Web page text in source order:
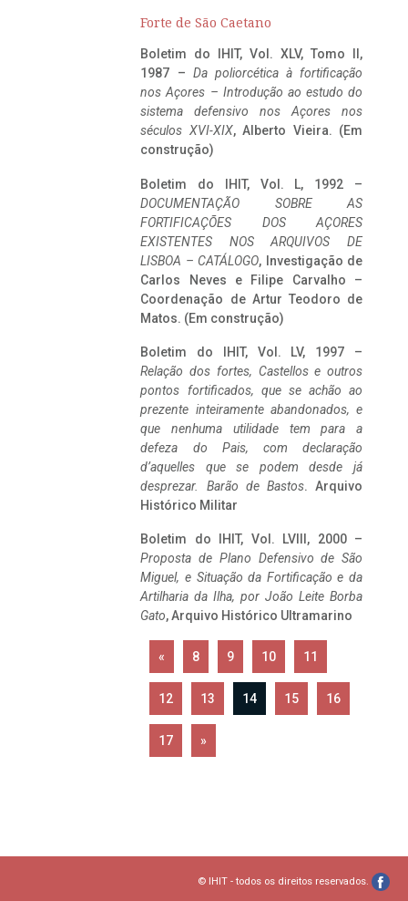
Forte de São Caetano
Boletim do IHIT, Vol. XLV, Tomo II,
1987 – Da poliorcética à fortificação
nos Açores – Introdução ao estudo do
sistema defensivo nos Açores nos
séculos XVI-XIX, Alberto Vieira. (Em
construção)
Boletim do IHIT, Vol. L, 1992 –
DOCUMENTAÇÃO SOBRE AS
FORTIFICAÇÕES DOS AÇORES
EXISTENTES NOS ARQUIVOS DE
LISBOA – CATÁLOGO, Investigação de
Carlos Neves e Filipe Carvalho –
Coordenação de Artur Teodoro de
Matos. (Em construção)
Boletim do IHIT, Vol. LV, 1997 –
Relação dos fortes, Castellos e outros
pontos fortificados, que se achão ao
prezente inteiramente abandonados, e
que nenhuma utilidade tem para a
defeza do Pais, com declaração
d’aquelles que se podem desde já
desprezar. Barão de Bastos. Arquivo
Histórico Militar
Boletim do IHIT, Vol. LVIII, 2000 –
Proposta de Plano Defensivo de São
Miguel, e Situação da Fortificação e da
Artilharia da Ilha, por João Leite Borba
Gato, Arquivo Histórico Ultramarino
« 8 9 10 11
12 13 14 15 16
17 »
© IHIT - todos os direitos reservados.